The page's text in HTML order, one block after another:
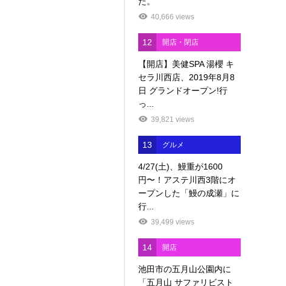
40,666 views
12 開店・閉店
【開店】美健SPA 湯櫻 キ
セラ川西店、2019年8月8
日 グランドオープン!行
っ...
39,821 views
13 グルメ
4/27(土)、鰻重が1600
円〜！アステ川西3階にオ
ープンした「鰻の成瀬」に
行...
39,499 views
14 開店
池田市の五月山公園内に
「五月山 サファリビスト